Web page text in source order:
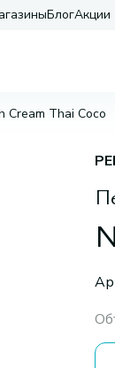
БлогАкции
Cream Thai Coco